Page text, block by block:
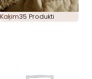
Kaķim35 Produkti